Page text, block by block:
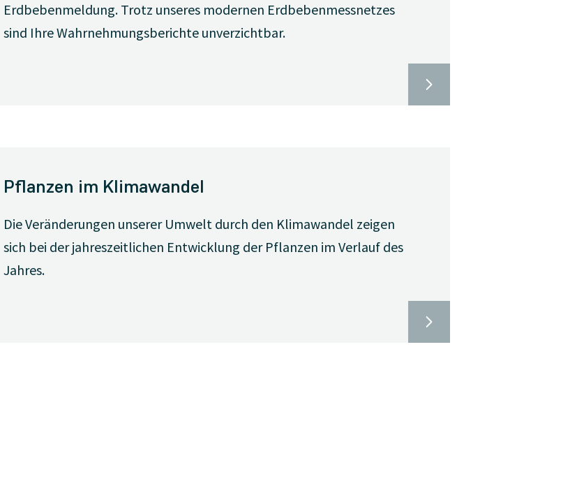
Erdbebenmeldung. Trotz unseres modernen Erdbebenmessnetzes
sind Ihre Wahrnehmungsberichte unverzichtbar.
Pflanzen im Klimawandel
Die Veränderungen unserer Umwelt durch den Klimawandel zeigen
sich bei der jahreszeitlichen Entwicklung der Pflanzen im Verlauf des
Jahres.